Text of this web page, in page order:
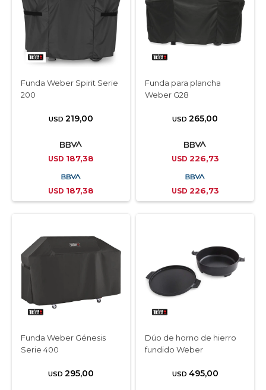
Funda Weber Spirit Serie
200
USD 219,00
USD 187,38
USD 187,38
Funda para plancha
Weber G28
USD 265,00
USD 226,73
USD 226,73
Funda Weber Génesis
Serie 400
USD 295,00
Dúo de horno de hierro
fundido Weber
USD 495,00